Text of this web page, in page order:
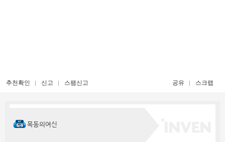
추천확인 신고 스팸신고 공유 스크랩
목동의여신